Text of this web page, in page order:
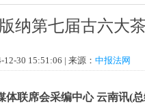
纳第七届古六大
12-30 15:51:06 | 来源： 中报法网
体联席会采编中心 云南讯(